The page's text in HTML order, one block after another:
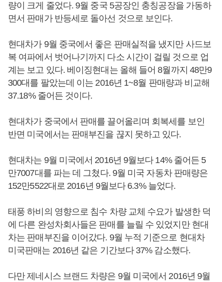
량이 크게 줄었다. 9월 중국 5공장인 충칭공장을 가동하
면서 판매가 반등세로 돌아선 것으로 보인다.
현대차가 9월 중국에서 좋은 판매실적을 냈지만 사드보
복 여파에서 벗어나기까지 다소 시간이 걸릴 것으로 업
계는 보고 있다. 베이징현대는 올해 들어 8월까지 48만9
300대를 팔았는데 이는 2016년 1~8월 판매량과 비교해
37.18% 줄어든 것이다.
현대차가 중국에서 판매를 끌어올리며 회복세를 보인
반면 미국에서는 판매부진을 끊지 못하고 있다.
현대차는 9월 미국에서 2016년 9월보다 14% 줄어든 5
만7007대를 파는 데 그쳤다. 9월 미국 자동차 판매량은
152만5522대로 2016년 9월보다 6.3% 늘었다.
태풍 하비의 영향으로 침수 차량 교체 수요가 발생한 덕
에 다른 완성차회사들은 판매를 늘릴 수 있었지만 현대
차는 판매부진을 이어갔다. 9월 누적 기준으로 현대차
미국판매는 2016년 같은 기간보다 37% 감소했다.
다만 제네시스 브랜드 차량은 9월 미국에서 2016년 9월